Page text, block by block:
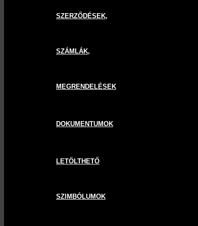
SZERZŐDÉSEK,
SZÁMLÁK,
MEGRENDELÉSEK
DOKUMENTUMOK
LETÖLTHETŐ
SZIMBÓLUMOK